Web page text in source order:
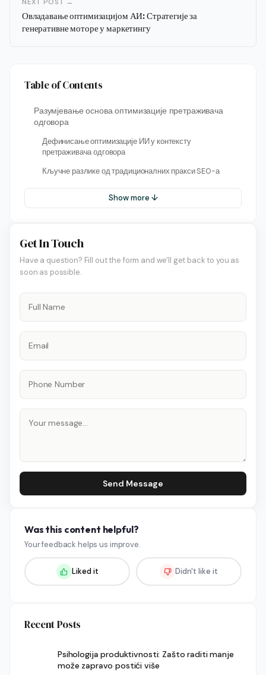
Овладавање оптимизацијом АИ: Стратегије за
генеративне моторе у маркетингу
Table of Contents
Разумјевање основа оптимизације претраживача
одговора
Дефинисање оптимизације ИИ у контексту
претраживача одговора
Кључне разлике од традиционалних пракси SEO-а
Show more ↓
Get In Touch
Have a question? Fill out the form and we'll get back to you as
soon as possible.
Send Message
Was this content helpful?
Your feedback helps us improve.
Liked it Didn't like it
Recent Posts
Psihologija produktivnosti: Zašto raditi manje
može zapravo postići više